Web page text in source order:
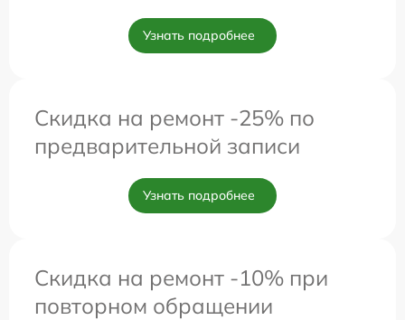
Узнать подробнее
Скидка на ремонт -25% по
предварительной записи
Узнать подробнее
Скидка на ремонт -10% при
повторном обращении